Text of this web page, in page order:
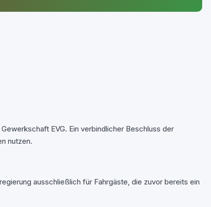
EVG. Ein verbindlicher Beschluss der
nutzen.
ausschließlich für Fahrgäste, die zuvor bereits ein